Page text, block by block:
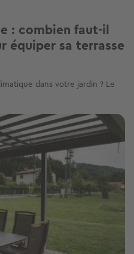
: combien faut-il
équiper sa terrasse
dans votre jardin ? Le